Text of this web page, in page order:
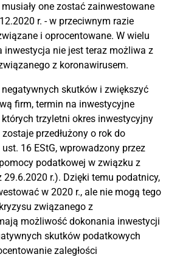
one zostać zainwestowane
r. - w przeciwnym razie
i oprocentowane. W wielu
inwestycja nie jest teraz możliwa z
z koronawirusem.
skutków i zwiększyć
firm, termin na inwestycyjne
trzyletni okres inwestycyjny
zostaje przedłużony o rok do
16 EStG, wprowadzony przez
podatkowej w związku z
29.6.2020 r.). Dzięki temu podatnicy,
w 2020 r., ale nie mogą tego
związanego z
możliwość dokonania inwestycji
skutków podatkowych
zaległości